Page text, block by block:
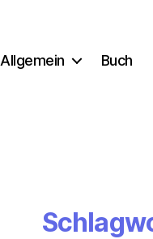
Allgemein Buch